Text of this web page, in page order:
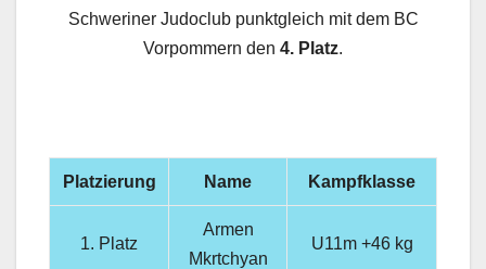
Schweriner Judoclub punktgleich mit dem BC
Vorpommern den 4. Platz.
Platzierung Name Kampfklasse
1. Platz
Armen
Mkrtchyan
U11m +46 kg